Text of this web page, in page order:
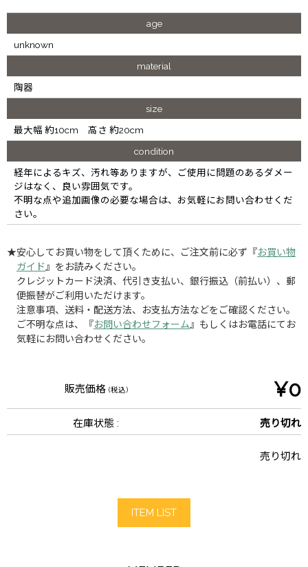
age
unknown
material
陶器
size
最大幅 約10cm 高さ 約20cm
condition
経年によるキズ、汚れ等ありますが、ご使用に問題のあるダメー
ジはなく、良い雰囲気です。
不明な点や追加画像の必要な場合は、お気軽にお問い合わせくだ
さい。
★安心してお買い物をして頂くために、ご注文前に必ず『お買い物
ガイド 』をお読みください。
クレジットカード決済、代引き支払い、銀行振込（前払い）、郵
便振替がご利用いただけます。
注意事項、送料・配送方法、お支払方法などをご確認ください。
ご不明な点は、『お問い合わせフォーム 』もしくはお電話にてお
気軽にお問い合わせください。
販売価格 (税込) ¥0
在庫状態 : 売り切れ
売り切れ
ITEM LIST